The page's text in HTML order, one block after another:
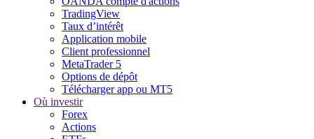
TradingView
Taux d’intérêt
Application mobile
Client professionnel
MetaTrader 5
Options de dépôt
Télécharger app ou MT5
Où investir
Forex
Actions